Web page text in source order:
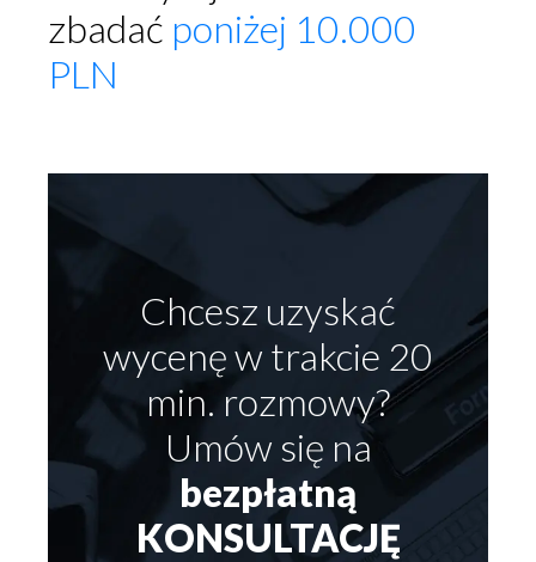
zbadać poniżej 10.000
PLN
Chcesz uzyskać
wycenę w trakcie 20
min. rozmowy?
Umów się na
bezpłatną
KONSULTACJĘ